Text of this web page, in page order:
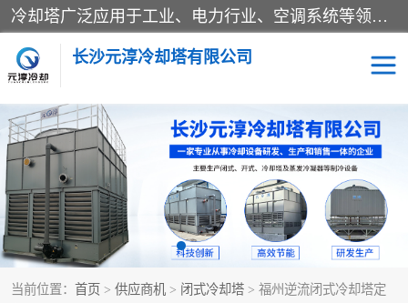
冷却塔广泛应用于工业、电力行业、空调系统等领域。在电力行业中，用于冷却发电机组的循环水；在工业生产中，如化工、冶金等行业，可降低生产过程中产生的热量；在空调系统中，为空调设备提供冷却水源
长沙元淳冷却塔有限公司
当前位置： 首页 > 供应商机 > 闭式冷却塔 > 福州逆流闭式冷却塔定
方形开式冷却塔 圆形冷却塔
闭式冷却塔 水箱
电控箱 水泵
板式换热器